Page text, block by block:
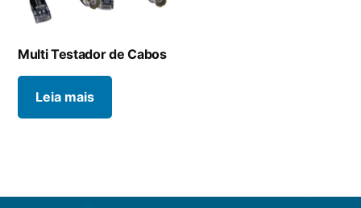
Multi Testador de Cabos
Leia mais